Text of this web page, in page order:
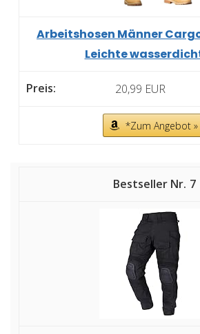
Arbeitshosen Männer
Leichte
20,99 EUR
*Zum Angebot »
7